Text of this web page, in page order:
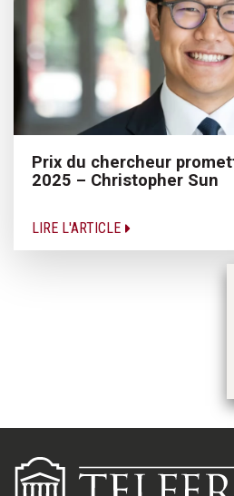
Prix du chercheur
2025 – Christopher Sun
LIRE L'ARTICLE